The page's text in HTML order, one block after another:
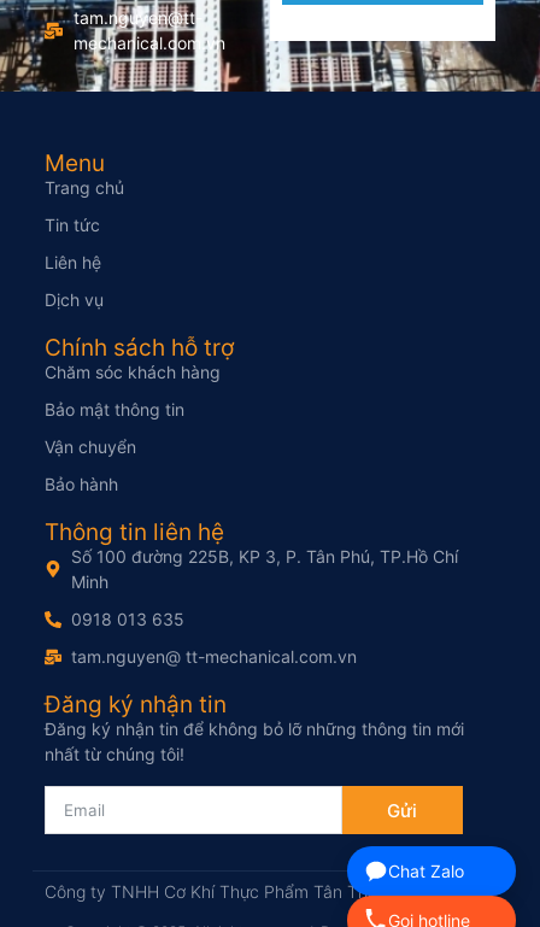
tam.nguyen@tt-
mechanical.com.vn
Menu
Trang chủ
Tin tức
Liên hệ
Dịch vụ
Chính sách hỗ trợ
Chăm sóc khách hàng
Bảo mật thông tin
Vận chuyển
Bảo hành
Thông tin liên hệ
Số 100 đường 225B, KP 3, P. Tân Phú, TP.Hồ Chí
Minh
0918 013 635
tam.nguyen@ tt-mechanical.com.vn
Đăng ký nhận tin
Đăng ký nhận tin để không bỏ lỡ những thông tin mới
nhất từ chúng tôi!
Gửi
Công ty TNHH Cơ Khí Thực Phẩm Tân Thịnh
Chat Zalo
Gọi hotline